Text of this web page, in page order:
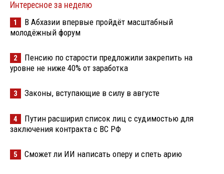
Интересное за неделю
1
В Абхазии впервые пройдёт масштабный
молодёжный форум
2
Пенсию по старости предложили закрепить на
уровне не ниже 40% от заработка
3 Законы, вступающие в силу в августе
4
Путин расширил список лиц с судимостью для
заключения контракта с ВС РФ
5 Сможет ли ИИ написать оперу и спеть арию